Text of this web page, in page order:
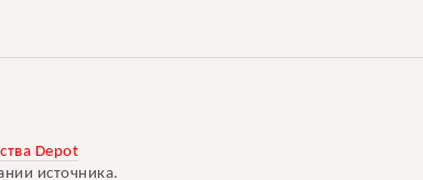
Depot
источника.